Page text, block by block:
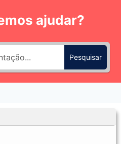
ajudar?
Pesquisar